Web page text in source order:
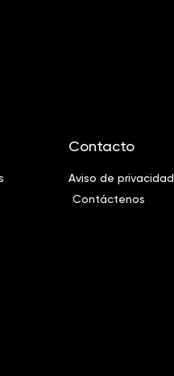
Contacto
Aviso de privacidad
Contáctenos